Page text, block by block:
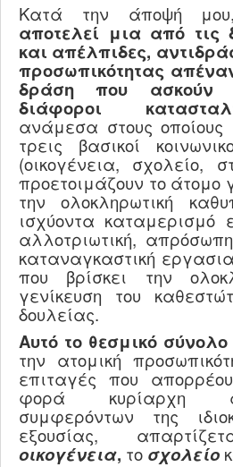
Κατά την άποψή
αποτελεί μια από τις
και απέλπιδες,
προσωπικότητας
δράση που ασκούν
διάφοροι
ανάμεσα στους οποίους
τρεις βασικοί
(οικογένεια, σχολείο,
προετοιμάζουν το άτομο
την ολοκληρωτική
ισχύοντα καταμερισμό
αλλοτριωτική,
καταναγκαστική
που βρίσκει την
γενίκευση του
δουλείας.
Αυτό το θεσμικό σύνολο
την ατομική
επιταγές που
φορά κυρίαρχη
συμφερόντων της
εξουσίας,
οικογένεια, το σχολείο